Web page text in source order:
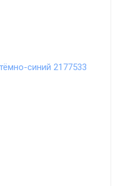
синий 2177533